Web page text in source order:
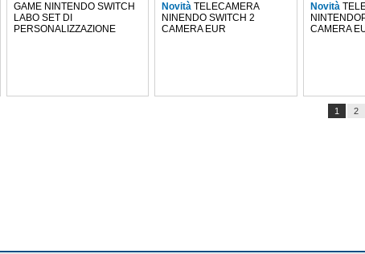
GAME NINTENDO SWITCH
LABO SET DI
PERSONALIZZAZIONE
Novità TELECAMERA
NINENDO SWITCH 2
CAMERA EUR
Novità
CAMERA
1 2